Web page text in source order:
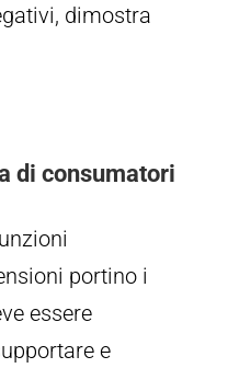
dimostra
di consumatori
portino i
essere
e